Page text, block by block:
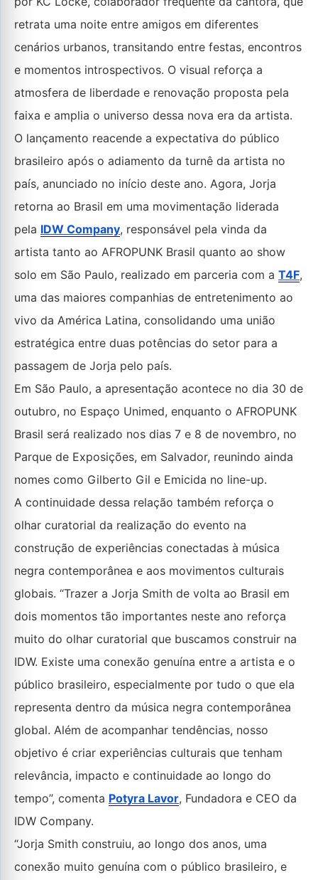
retrata uma noite entre amigos em diferentes
cenários urbanos, transitando entre festas, encontros
e momentos introspectivos. O visual reforça a
atmosfera de liberdade e renovação proposta pela
faixa e amplia o universo dessa nova era da artista.
O lançamento reacende a expectativa do público
brasileiro após o adiamento da turnê da artista no
país, anunciado no início deste ano. Agora, Jorja
retorna ao Brasil em uma movimentação liderada
pela IDW Company, responsável pela vinda da
artista tanto ao AFROPUNK Brasil quanto ao show
solo em São Paulo, realizado em parceria com a T4F,
uma das maiores companhias de entretenimento ao
vivo da América Latina, consolidando uma união
estratégica entre duas potências do setor para a
passagem de Jorja pelo país.
Em São Paulo, a apresentação acontece no dia 30 de
outubro, no Espaço Unimed, enquanto o AFROPUNK
Brasil será realizado nos dias 7 e 8 de novembro, no
Parque de Exposições, em Salvador, reunindo ainda
nomes como Gilberto Gil e Emicida no line-up.
A continuidade dessa relação também reforça o
olhar curatorial da realização do evento na
construção de experiências conectadas à música
negra contemporânea e aos movimentos culturais
globais. “Trazer a Jorja Smith de volta ao Brasil em
dois momentos tão importantes neste ano reforça
muito do olhar curatorial que buscamos construir na
IDW. Existe uma conexão genuína entre a artista e o
público brasileiro, especialmente por tudo o que ela
representa dentro da música negra contemporânea
global. Além de acompanhar tendências, nosso
objetivo é criar experiências culturais que tenham
relevância, impacto e continuidade ao longo do
tempo”, comenta Potyra Lavor, Fundadora e CEO da
IDW Company.
“Jorja Smith construiu, ao longo dos anos, uma
conexão muito genuína com o público brasileiro, e